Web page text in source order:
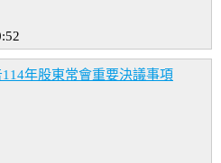
年股東常會重要決議事項